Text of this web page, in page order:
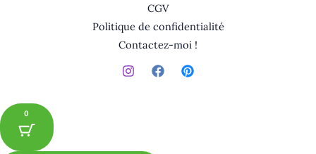
CGV
Politique de confidentialité
Contactez-moi !
0